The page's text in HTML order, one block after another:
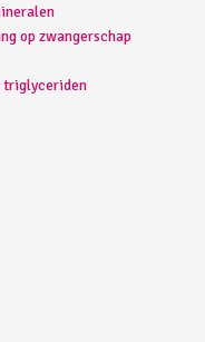
op zwangerschap
triglyceriden